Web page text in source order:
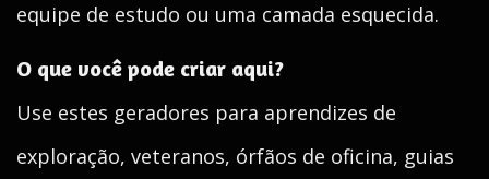
equipe de estudo ou uma camada esquecida.
O que você pode criar aqui?
Use estes geradores para aprendizes de
exploração, veteranos, órfãos de oficina, guias